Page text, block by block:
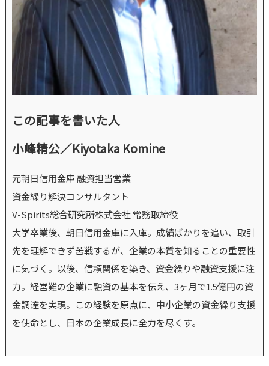
この記事を書いた人
小峰精公／Kiyotaka Komine
元朝日信用金庫 融資担当営業
資金繰り解決コンサルタント
V-Spirits総合研究所株式会社 常務取締役
大学卒業後、朝日信用金庫に入庫。成績ばかりを追い、取引
先を理解できず苦戦するが、企業の本質を知ることの重要性
に気づく。以後、信頼関係を築き、資金繰りや融資支援に注
力。経営難の企業に融資の基本を伝え、3ヶ月で1.5億円の資
金調達を実現。この経験を原点に、中小企業の資金繰り支援
を使命とし、日本の企業成長に全力を尽くす。